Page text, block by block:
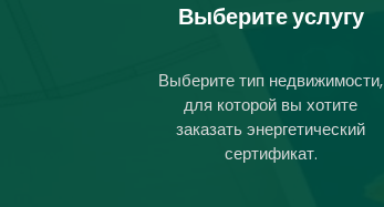
Выберите услугу
Выберите тип недвижимости,
для которой вы хотите
заказать энергетический
сертификат.